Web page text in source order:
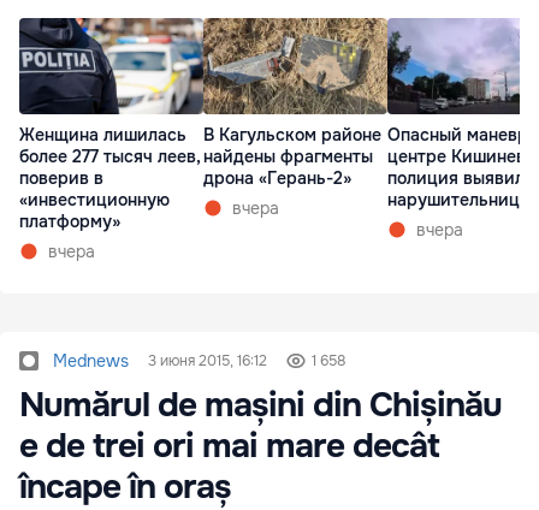
Женщина лишилась
более 277 тысяч леев,
поверив в
«инвестиционную
платформу»
вчера
В Кагульском районе
найдены фрагменты
дрона «Герань-2»
вчера
Опасный маневр
центре Кишинева:
полиция выявила
нарушительницу
вчера
Mednews 3 июня 2015, 16:12 1 658
Numărul de mașini din Chișinău
e de trei ori mai mare decât
încape în oraș